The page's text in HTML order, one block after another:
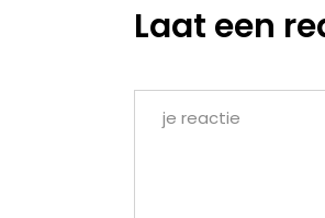
Laat een